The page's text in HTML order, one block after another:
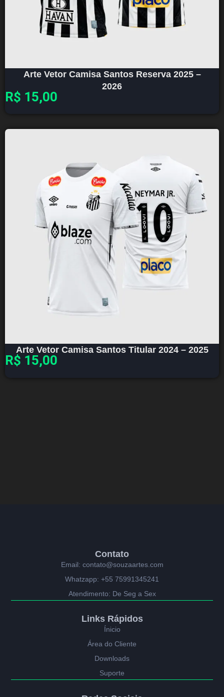
Arte Vetor Camisa Santos Reserva 2025 –
2026
R$ 15,00
Arte Vetor Camisa Santos Titular 2024 – 2025
R$ 15,00
Contato
Email: contato@souzaartes.com
Whatzapp: +55 75991345241
Atendimento: De Seg a Sex
Links Rápidos
Ínicio
Área do Cliente
Downloads
Suporte